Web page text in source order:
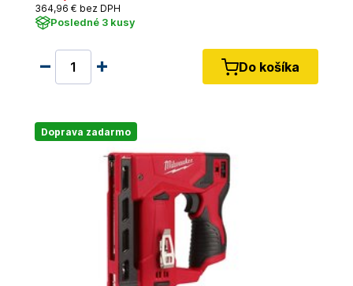
364,96 € bez DPH
Posledné 3 kusy
Do košíka
Doprava zadarmo